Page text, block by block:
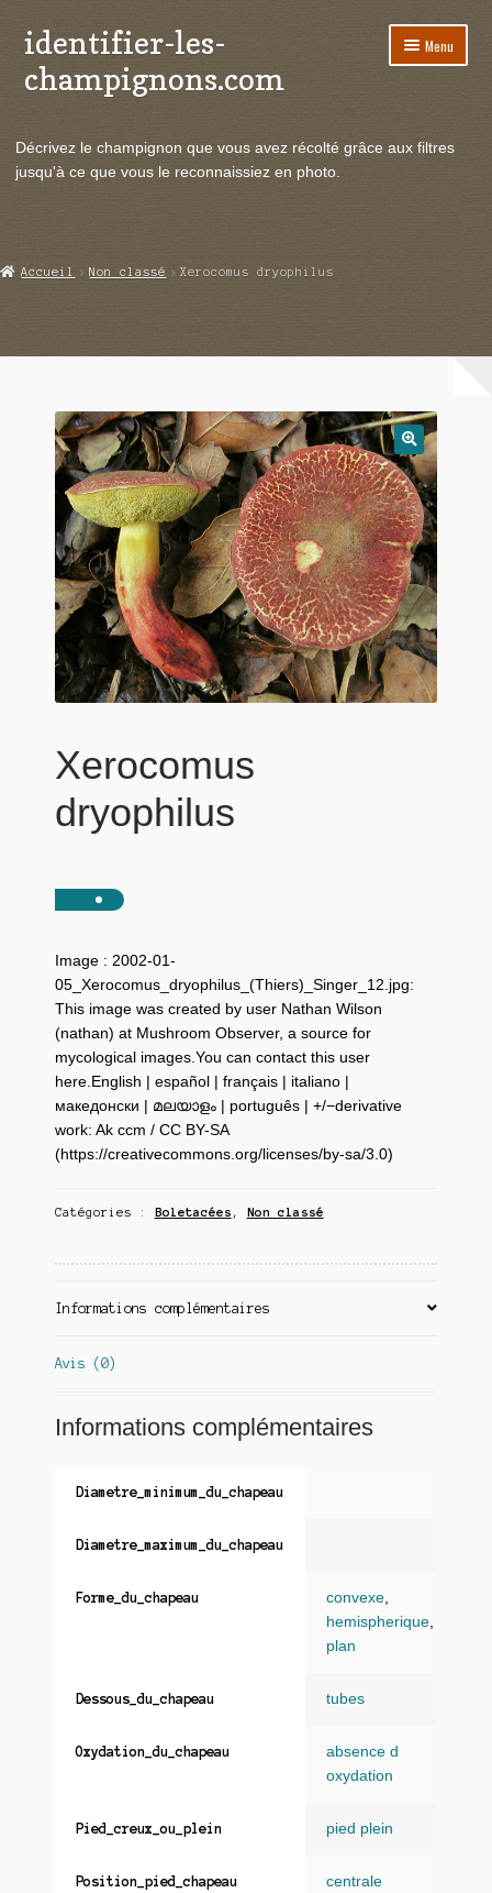
Aller
à
la
Aller
au
contenu
identifier-les-
champignons.com
Menu
le
Actualités
Echanges et contacts
Décrivez le champignon que vous avez récolté grâce aux filtres
jusqu'à ce que vous le reconnaissiez en photo.
Accueil Non classé Xerocomus dryophilus
Xerocomus
dryophilus
Image : 2002-01-
05_Xerocomus_dryophilus_(Thiers)_Singer_12.jpg:
This image was created by user Nathan Wilson
(nathan) at Mushroom Observer, a source for
mycological images.You can contact this user
here.English | español | français | italiano |
македонски | മലയാളം | português | +/−derivative
work: Ak ccm / CC BY-SA
(https://creativecommons.org/licenses/by-sa/3.0)
Catégories : Boletacées , Non classé
Informations complémentaires
Avis (0)
Informations complémentaires
Diametre_minimum_du_chapeau
Diametre_maximum_du_chapeau
Forme_du_chapeau convexe,
hemispherique,
plan
Dessous_du_chapeau tubes
Oxydation_du_chapeau
absence d
oxydation
Pied_creux_ou_plein pied plein
Position_pied_chapeau centrale